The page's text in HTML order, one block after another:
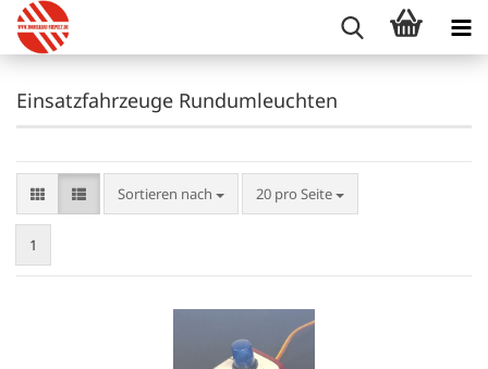
Einsatzfahrzeuge Rundumleuchten
Sortieren nach
Sortieren nach 20 pro Seite
pro Seite
1